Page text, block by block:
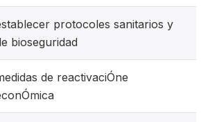
protocoles sanitarios y
bioseguridad
de reactivaciÓne